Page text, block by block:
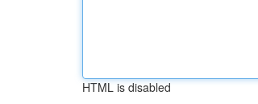
HTML is disabled